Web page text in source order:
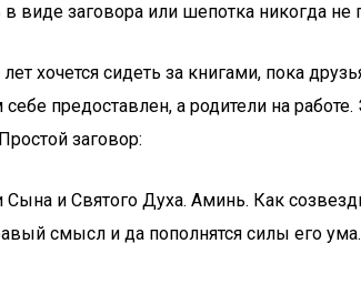
виде заговора или шепотка никогда не
хочется сидеть за книгами, пока
предоставлен, а родители на
заговор:
Сына и Святого Духа. Аминь. Как
смысл и да пополнятся силы его